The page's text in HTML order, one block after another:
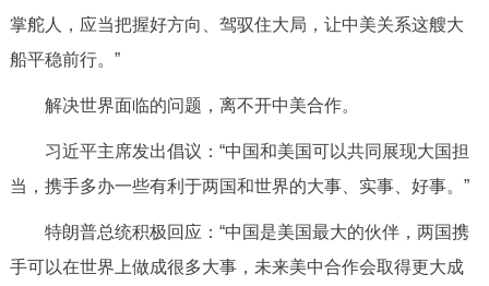
掌舵人，应当把握好方向、驾驭住大局，让中美关系这艘大
船平稳前行。”
解决世界面临的问题，离不开中美合作。
习近平主席发出倡议：“中国和美国可以共同展现大国担
当，携手多办一些有利于两国和世界的大事、实事、好事。”
特朗普总统积极回应：“中国是美国最大的伙伴，两国携
手可以在世界上做成很多大事，未来美中合作会取得更大成